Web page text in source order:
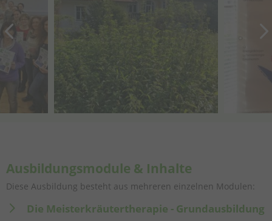
Ausbildungsmodule & Inhalte
Diese Ausbildung besteht aus mehreren einzelnen Modulen:
Die Meisterkräutertherapie - Grundausbildung